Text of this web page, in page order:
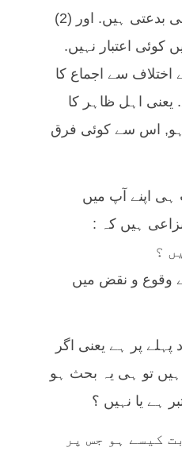
کی طرح اہل ظاہر بھی بدعتی ہیں. اور (2)
کوئی اعتبار نہیں.
اختلاف سے اجماع کا
یعنی اہل ظاہر کا
اس سے کوئی فرق
ہی اپنے آپ میں
ہیں کہ :
؟
وقوع و نقض میں
پر ہے یعنی اگر
تو ہی یہ بحث ہو
ہے یا نہیں ؟
کیسے ہو جس پر